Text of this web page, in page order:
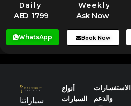
Daily Weekly
AED 1799 Ask Now
WhatsApp Book Now
سياراتنا
أنواع
السيارات
الاستفسارات
والدعم